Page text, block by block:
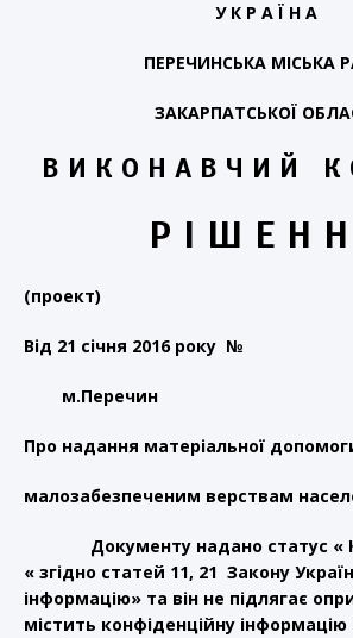
У К Р А Ї Н А
ПЕРЕЧИНСЬКА МІСЬКА
ЗАКАРПАТСЬКОЇ
В И К О Н А В Ч И Й К
Р І Ш Е Н
(проект)
Від 21 січня 2016 року №
м.Перечин
Про надання матеріальної
малозабезпеченим верствам
Документу надано статус «
« згідно статей 11, 21 Закону
інформацію» та він не підлягає
містить конфіденційну